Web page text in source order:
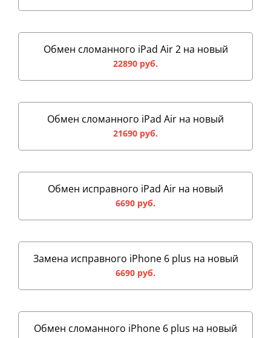
Обмен сломанного iPad Air 2 на новый
22890 руб.
Обмен сломанного iPad Air на новый
21690 руб.
Обмен исправного iPad Air на новый
6690 руб.
Замена исправного iPhone 6 plus на новый
6690 руб.
Обмен сломанного iPhone 6 plus на новый